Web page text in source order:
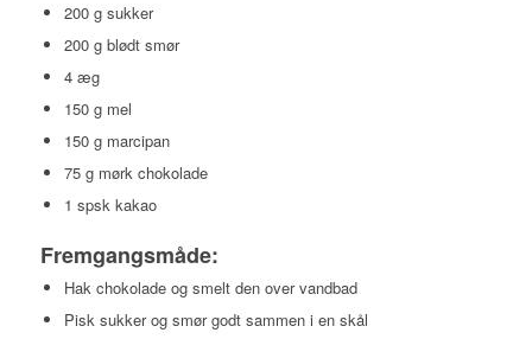
200 g sukker
200 g blødt smør
4 æg
150 g mel
150 g marcipan
75 g mørk chokolade
1 spsk kakao
Fremgangsmåde:
Hak chokolade og smelt den over vandbad
Pisk sukker og smør godt sammen i en skål